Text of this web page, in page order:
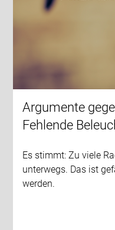
Argumente
Fehlende
Es stimmt: Zu viele
unterwegs. Das ist
werden.